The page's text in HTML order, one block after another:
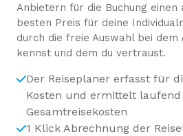
Anbietern für die Buchung einen
besten Preis für deine
durch die freie Auswahl bei dem
kennst und dem du vertraust.
Der Reiseplaner erfasst für
Kosten und ermittelt laufend
Gesamtreisekosten
1 Klick Abrechnung der